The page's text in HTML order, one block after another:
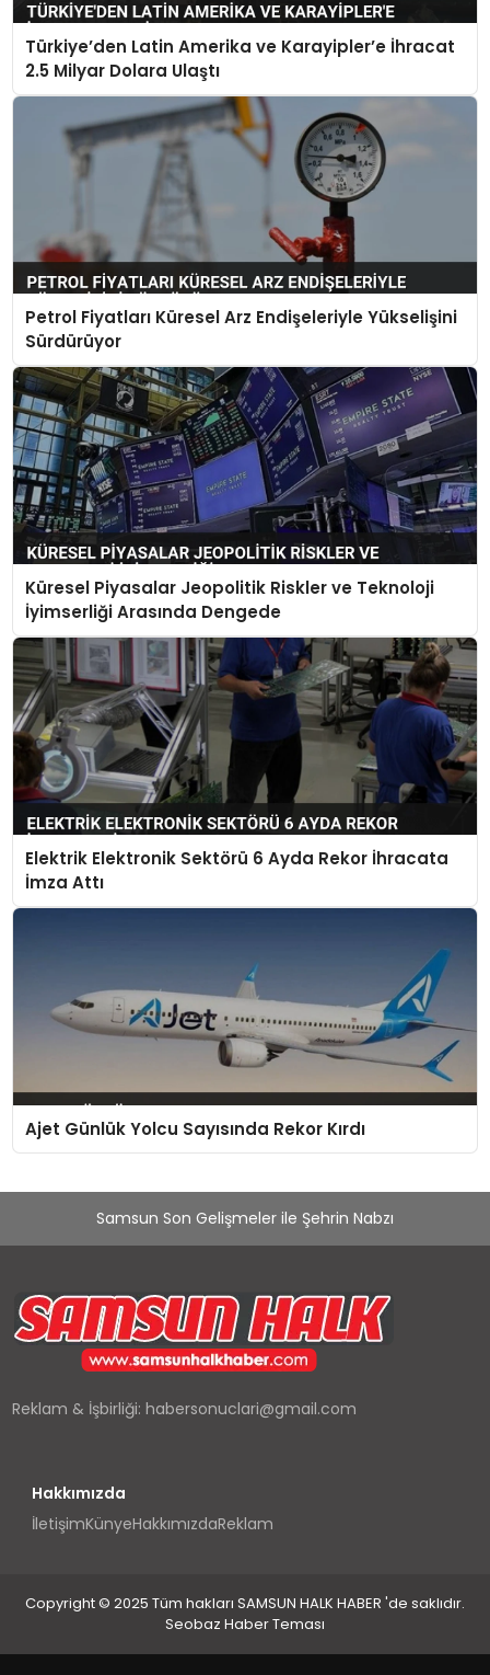
Türkiye’den Latin Amerika ve Karayipler’e İhracat
2.5 Milyar Dolara Ulaştı
Petrol Fiyatları Küresel Arz Endişeleriyle Yükselişini
Sürdürüyor
Küresel Piyasalar Jeopolitik Riskler ve Teknoloji
İyimserliği Arasında Dengede
Elektrik Elektronik Sektörü 6 Ayda Rekor İhracata
İmza Attı
Ajet Günlük Yolcu Sayısında Rekor Kırdı
Samsun Son Gelişmeler ile Şehrin Nabzı
Reklam & İşbirliği:habersonuclari@gmail.com
Hakkımızda
İletişimKünyeHakkımızdaReklam
Copyright © 2025 Tüm hakları SAMSUN HALK HABER 'de saklıdır.
Seobaz Haber Teması